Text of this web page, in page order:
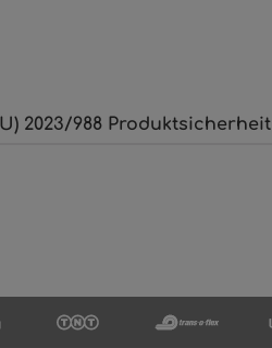
2023/988 Produktsicherheit